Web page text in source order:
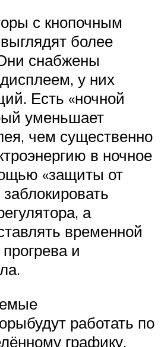
с кнопочным
более
снабжены
у них
Есть «ночной
уменьшает
чем существенно
в ночное
«защиты от
а
временной
и
работать по
графику.